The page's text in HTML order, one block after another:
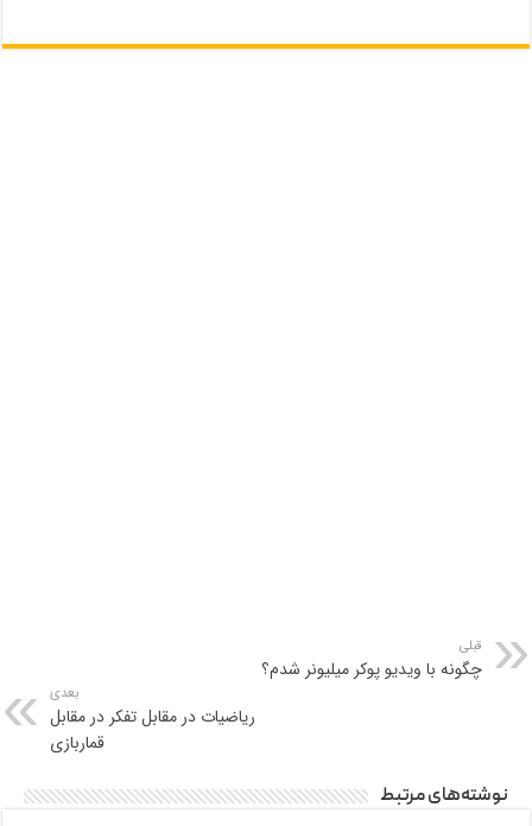
قبلی
چگونه با ویدیو پوکر میلیونر شدم؟
بعدی
ریاضیات در مقابل تفکر در مقابل
قماربازی
نوشته‌های مرتبط